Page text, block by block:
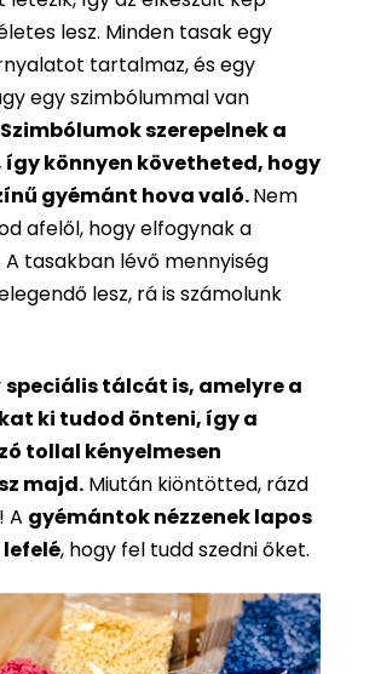
lesz. Minden tasak egy
tartalmaz, és egy
egy szimbólummal van
Szimbólumok szerepelnek a
így könnyen követheted, hogy
gyémánt hova való.Nem
afelől, hogy elfogynak a
tasakban lévő mennyiség
lesz, rá is számolunk
speciális tálcát is, amelyre a
ki tudod önteni, így a
tollal kényelmesen
majd. Miután kiöntötted, rázd
A gyémántok nézzenek lapos
, hogy fel tudd szedni őket.